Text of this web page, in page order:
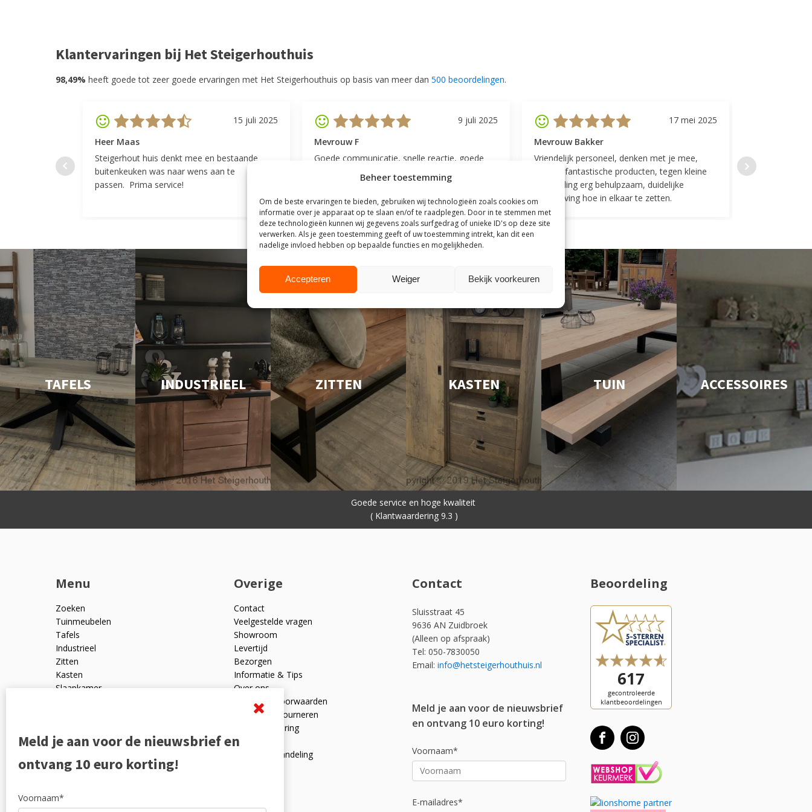
Beheer toestemming
Om de beste ervaringen te bieden, gebruiken wij technologieën zoals cookies om
informatie over je apparaat op te slaan en/of te raadplegen. Door in te stemmen met
deze technologieën kunnen wij gegevens zoals surfgedrag of unieke ID's op deze site
verwerken. Als je geen toestemming geeft of uw toestemming intrekt, kan dit een
nadelige invloed hebben op bepaalde functies en mogelijkheden.
Accepteren Weiger Bekijk voorkeuren
Klantervaringen bij Het Steigerhouthuis
98,49% heeft goede tot zeer goede ervaringen met Het Steigerhouthuis op basis van meer dan 500 beoordelingen.
15 juli 2025
Heer Maas
Steigerhout huis denkt mee en bestaande
buitenkeuken was naar wens aan te
passen. Prima service!
9 juli 2025
Mevrouw F
Goede communicatie, snelle reactie, goede
17 mei 2025
Mevrouw Bakker
Vriendelijk personeel, denken met je mee,
leveren fantastische producten, tegen kleine
vergoeding erg behulpzaam, duidelijke
beschrijving hoe in elkaar te zetten.
Top geregeld!
indelingen die
TAFELS INDUSTRIEEL ZITTEN KASTEN TUIN ACCESSOIRES
Eigen bezorgdienst NL en afhalen
Menu
Zoeken
Tuinmeubelen
Tafels
Industrieel
Zitten
Kasten
Slaapkamer
Outlet
Overige
Contact
Veelgestelde vragen
Showroom
Levertijd
Bezorgen
Informatie & Tips
Over ons
Algemene voorwaarden
Ruilen en retourneren
Privacyverklaring
Reviewpolicy
Klachtenafhandeling
Contact
Sluisstraat 45
9636 AN Zuidbroek
(Alleen op afspraak)
Tel: 050-7830050
Email: info@hetsteigerhouthuis.nl
Meld je aan voor de nieuwsbrief
en ontvang 10 euro korting!
Voornaam*
E-mailadres*
Beoordeling
Meld je aan voor de nieuwsbrief en
ontvang 10 euro korting!
Voornaam*